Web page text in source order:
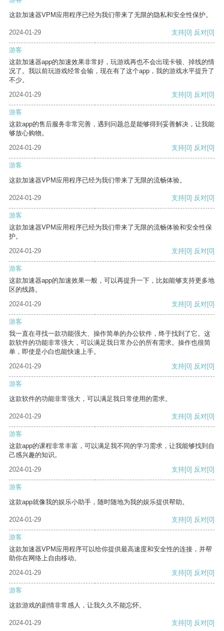
这款加速器VPM应用程序已经为我们带来了无限的隐私和安全性保护。
2024-01-29 支持[0] 反对[0]
游客
这款加速器app的加速效果非常好，玩游戏再也不会出现卡顿、掉线的情
况了。我以前玩游戏经常会输，现在有了这个app，我的游戏水平提升了
不少。
2024-01-29
支持[0] 反对[0]
游客
这款app的售后服务非常完善，遇到问题总是能够得到妥善解决，让我能
够放心购物。
2024-01-29
支持[0] 反对[0]
游客
这款加速器VPM应用程序已经为我们带来了无限的流畅体验。
2024-01-29 支持[0] 反对[0]
游客
这款加速器VPM应用程序已经为我们带来了无限的流畅体验和安全性保
护。
2024-01-29
支持[0] 反对[0]
游客
这款加速器app的加速效果一般，可以再提升一下，比如能够支持更多地
区的线路。
2024-01-29
支持[0] 反对[0]
游客
我一直在寻找一款功能强大、操作简单的办公软件，终于找到了它。这
款软件的功能非常强大，可以满足我日常办公的所有需求。操作也很简
单，即使是小白也能快速上手。
2024-01-29
支持[0] 反对[0]
游客
这款软件的功能非常强大，可以满足我日常使用的需求。
2024-01-29 支持[0] 反对[0]
游客
这款app的课程非常丰富，可以满足我不同的学习需求，让我能够找到自
己感兴趣的知识。
2024-01-29
支持[0] 反对[0]
游客
这款app就像我的娱乐小助手，随时随地为我的娱乐提供帮助。
2024-01-29 支持[0] 反对[0]
游客
这款加速器VPM应用程序可以给你提供最高速度和安全性的连接，并帮
助你在网络上自由移动。
2024-01-29
支持[0] 反对[0]
游客
这款游戏的剧情非常感人，让我久久不能忘怀。
2024-01-29 支持[0] 反对[0]